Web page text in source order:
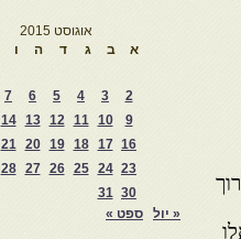
אוגוסט 2015
א
ב ג ד ה ו
2
3
4
5
6
7
9
10
11
12
13
14
16
17
18
19
20
21
23
24
25
26
27
28
30
31
« יול
ספט »